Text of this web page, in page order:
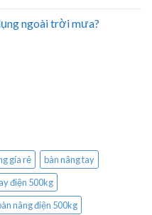
ngoài trời mưa?
gía rẻ
bàn nâng tay
điện 500kg
nâng điện 500kg